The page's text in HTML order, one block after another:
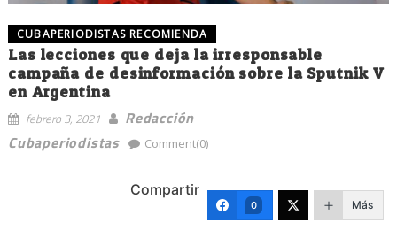
CUBAPERIODISTAS RECOMIENDA
Las lecciones que deja la irresponsable
campaña de desinformación sobre la Sputnik V
en Argentina
febrero 3, 2021
Redacción
Cubaperiodistas
Comment(0)
Compartir
0 Más